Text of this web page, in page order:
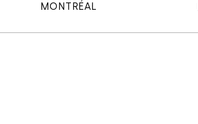
MONTRÉAL